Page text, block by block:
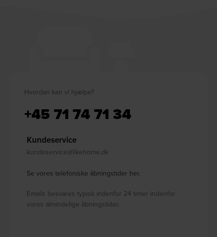
Hvordan kan vi hjælpe?
+45 71 74 71 34
Kundeservice
kundeservice@likehome.dk
Se vores telefoniske åbningstider her.
Emails besvares typisk indenfor 24 timer indenfor
vores almindelige åbningstider.